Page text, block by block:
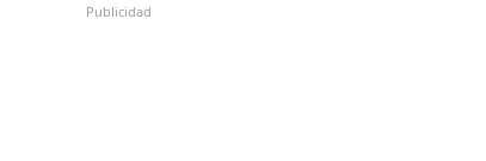
Publicidad